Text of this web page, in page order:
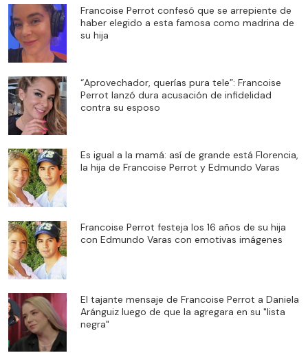
Francoise Perrot confesó que se arrepiente de
haber elegido a esta famosa como madrina de
su hija
“Aprovechador, querías pura tele”: Francoise
Perrot lanzó dura acusación de infidelidad
contra su esposo
Es igual a la mamá: así de grande está Florencia,
la hija de Francoise Perrot y Edmundo Varas
Francoise Perrot festeja los 16 años de su hija
con Edmundo Varas con emotivas imágenes
El tajante mensaje de Francoise Perrot a Daniela
Aránguiz luego de que la agregara en su "lista
negra"